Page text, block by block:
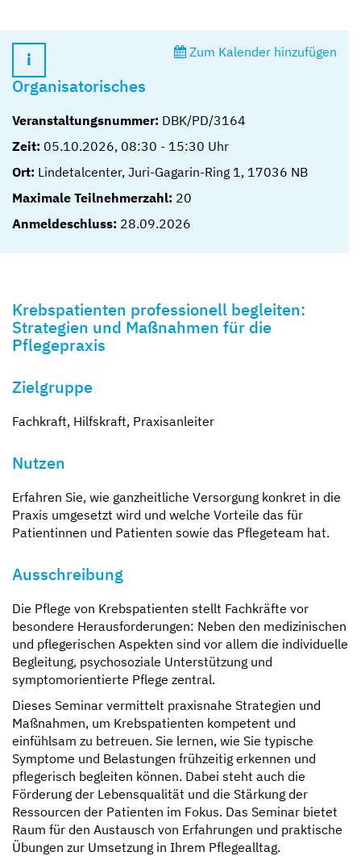
Zum Kalender hinzufügen
Organisatorisches
Veranstaltungsnummer: DBK/PD/3164
Zeit: 05.10.2026, 08:30 - 15:30 Uhr
Ort: Lindetalcenter, Juri-Gagarin-Ring 1, 17036 NB
Maximale Teilnehmerzahl: 20
Anmeldeschluss: 28.09.2026
Krebspatienten professionell begleiten:
Strategien und Maßnahmen für die
Pflegepraxis
Zielgruppe
Fachkraft, Hilfskraft, Praxisanleiter
Nutzen
Erfahren Sie, wie ganzheitliche Versorgung konkret in die
Praxis umgesetzt wird und welche Vorteile das für
Patientinnen und Patienten sowie das Pflegeteam hat.
Ausschreibung
Die Pflege von Krebspatienten stellt Fachkräfte vor
besondere Herausforderungen: Neben den medizinischen
und pflegerischen Aspekten sind vor allem die individuelle
Begleitung, psychosoziale Unterstützung und
symptomorientierte Pflege zentral.
Dieses Seminar vermittelt praxisnahe Strategien und
Maßnahmen, um Krebspatienten kompetent und
einfühlsam zu betreuen. Sie lernen, wie Sie typische
Symptome und Belastungen frühzeitig erkennen und
pflegerisch begleiten können. Dabei steht auch die
Förderung der Lebensqualität und die Stärkung der
Ressourcen der Patienten im Fokus. Das Seminar bietet
Raum für den Austausch von Erfahrungen und praktische
Übungen zur Umsetzung in Ihrem Pflegealltag.